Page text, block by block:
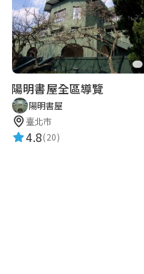
陽明書屋全區導覽
陽明書屋
臺北市
4.8(20)